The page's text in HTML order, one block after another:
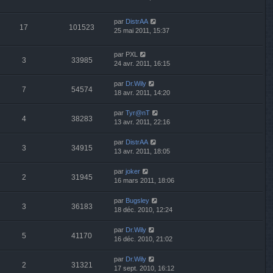
17 101523
par DistrAA
25 mai 2011, 15:37
3 33985
par PXL
24 avr. 2011, 16:15
7 54574
par Dr.Wily
18 avr. 2011, 14:20
4 38283
par Tyr@nT
13 avr. 2011, 22:16
3 34915
par DistrAA
13 avr. 2011, 18:05
2 31945
par joker
16 mars 2011, 18:06
3 36183
par Bugsley
18 déc. 2010, 12:24
5 41170
par Dr.Wily
16 déc. 2010, 21:02
2 31321
par Dr.Wily
17 sept. 2010, 16:12